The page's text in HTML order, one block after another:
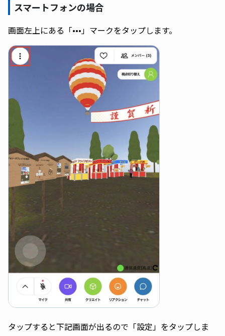
スマートフォンの場合
画面左上にある「•••」マークをタップします。
タップすると下記画面が出るので「設定」をタップしま